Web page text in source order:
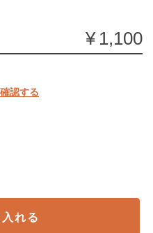
¥1,100
認する
れる